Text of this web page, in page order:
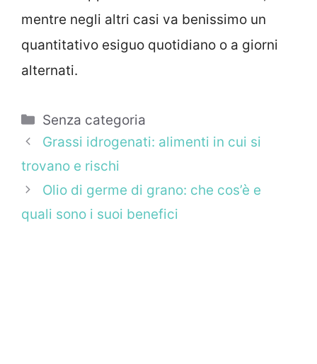
mentre negli altri casi va benissimo un
quantitativo esiguo quotidiano o a giorni
alternati.
Categorie
Senza categoria
Grassi idrogenati: alimenti in cui si
trovano e rischi
Olio di germe di grano: che cos’è e
quali sono i suoi benefici